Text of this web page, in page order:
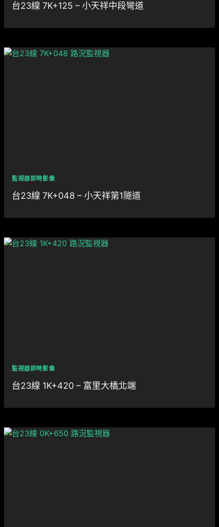
台23線 7K+125 – 小天祥中段彎道
監視器即時影像
台23線 7K+048 – 小天祥第1隧道
監視器即時影像
台23線 1K+420 – 富里大橋北端